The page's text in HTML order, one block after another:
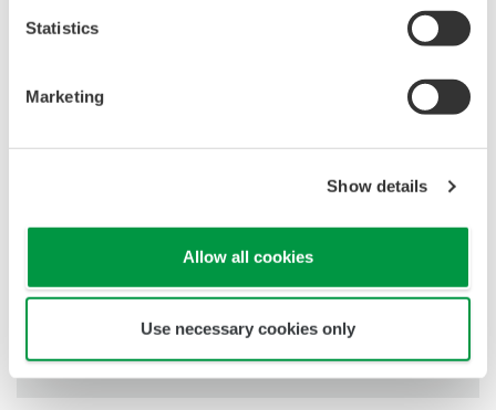
Statistics
Marketing
Show details
Allow all cookies
Use necessary cookies only
Цепочка поставок СПГ
Химическая промышленность